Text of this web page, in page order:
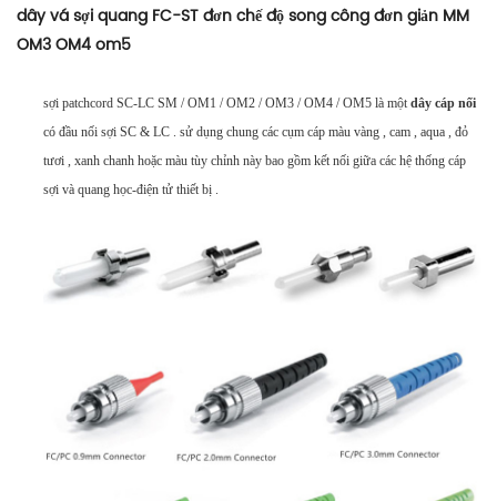
dây vá sợi quang FC-ST đơn chế độ song công đơn giản MM
OM3 OM4 om5
sợi patchcord SC-LC SM / OM1 / OM2 / OM3 / OM4 / OM5 là một dây cáp nối
có đầu nối sợi SC & LC . sử dụng chung các cụm cáp màu vàng , cam , aqua , đỏ
tươi , xanh chanh hoặc màu tùy chỉnh này bao gồm kết nối giữa các hệ thống cáp
sợi và quang học-điện tử thiết bị .